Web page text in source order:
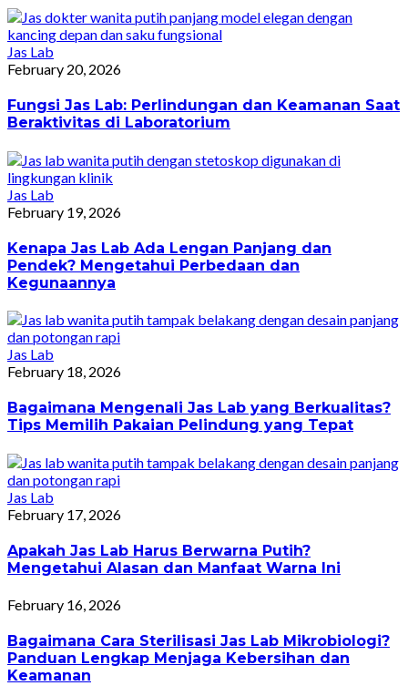
Jas Lab
February 20, 2026
Fungsi Jas Lab: Perlindungan dan Keamanan Saat
Beraktivitas di Laboratorium
Jas Lab
February 19, 2026
Kenapa Jas Lab Ada Lengan Panjang dan
Pendek? Mengetahui Perbedaan dan
Kegunaannya
Jas Lab
February 18, 2026
Bagaimana Mengenali Jas Lab yang Berkualitas?
Tips Memilih Pakaian Pelindung yang Tepat
Jas Lab
February 17, 2026
Apakah Jas Lab Harus Berwarna Putih?
Mengetahui Alasan dan Manfaat Warna Ini
February 16, 2026
Bagaimana Cara Sterilisasi Jas Lab Mikrobiologi?
Panduan Lengkap Menjaga Kebersihan dan
Keamanan